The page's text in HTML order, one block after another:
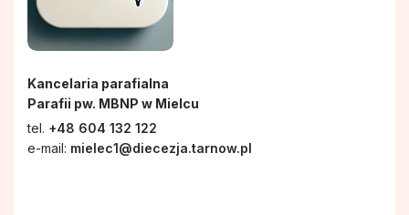
Pismo IKONA
Rodzinne Róże Różańcowe
Kancelaria parafialna
Parafii pw. MBNP w Mielcu
tel. +48 604 132 122
e-mail: mielec1@diecezja.tarnow.pl